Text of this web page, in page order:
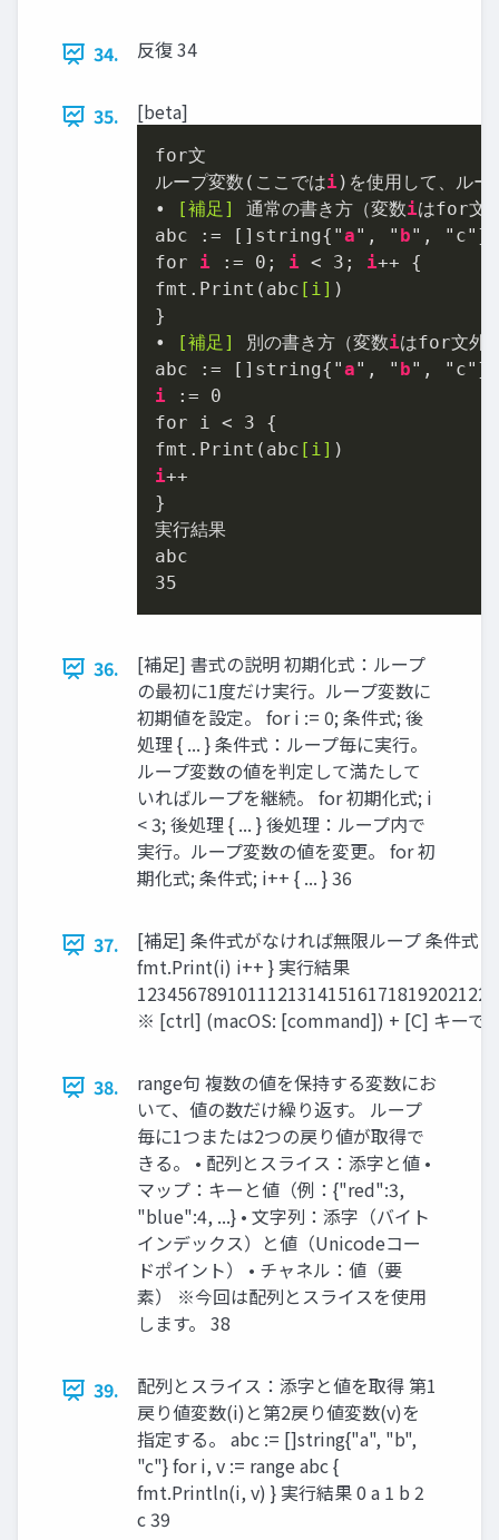
34. 反復 34
35. [beta]
for文
ループ変数(ここではi )を使用して、ルー
•
[補足] 通常の書き方（変数iはfor文
abc := []string{"a", " b", "c"}
for i := 0 ; i < 3 ; i++ {
fmt .Print (abc [i] )
}
•
[補足] 別の書き方（変数iはfor文外
abc := []string{"a", " b
i := 0
for i < 3 {
fmt .Print (abc [i]
i++
}
実行結果
35
36.
[補足] 書式の説明 初期化式：ループ
の最初に1度だけ実行。ループ変数に
初期値を設定。 for i := 0; 条件式; 後
処理 { ... } 条件式：ループ毎に実行。
ループ変数の値を判定して満たして
いればループを継続。 for 初期化式; i
< 3; 後処理 { ... } 後処理：ループ内で
実行。ループ変数の値を変更。 for 初
期化式; 条件式; i++ { ... } 36
37.
[補足] 条件式がなければ無限ループ 条件式
fmt.Print(i) i++ } 実行結果
※ [ctrl] (macOS: [command]) + [C] キーで
38.
range句 複数の値を保持する変数にお
いて、値の数だけ繰り返す。 ループ
毎に1つまたは2つの戻り値が取得で
きる。 • 配列とスライス：添字と値 •
マップ：キーと値（例：{"red":3,
"blue":4, ...} • 文字列：添字（バイト
インデックス）と値（Unicodeコー
ドポイント） • チャネル：値（要
素） ※今回は配列とスライスを使用
します。 38
39.
配列とスライス：添字と値を取得 第1
戻り値変数(i)と第2戻り値変数(v)を
指定する。 abc := []string{"a", "b",
"c"} for i, v := range abc {
fmt.Println(i, v) } 実行結果 0 a 1 b 2
c 39